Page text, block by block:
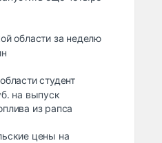
области за неделю
студент
на выпуск
из рапса
цены на